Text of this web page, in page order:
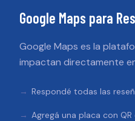
Google Maps para
Google Maps es la
impactan directamente
Respondé todas las
Agregá una placa con